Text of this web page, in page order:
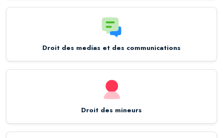
Droit des medias et des communications
Droit des mineurs